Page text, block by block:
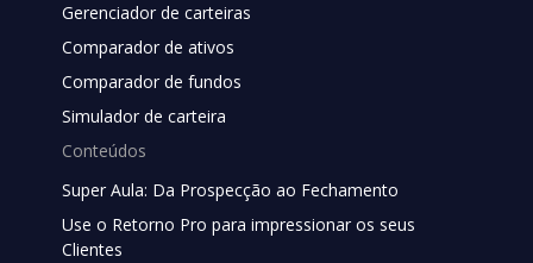
Gerenciador de carteiras
Comparador de ativos
Comparador de fundos
Simulador de carteira
Conteúdos
Super Aula: Da Prospecção ao Fechamento
Use o Retorno Pro para impressionar os seus
Clientes